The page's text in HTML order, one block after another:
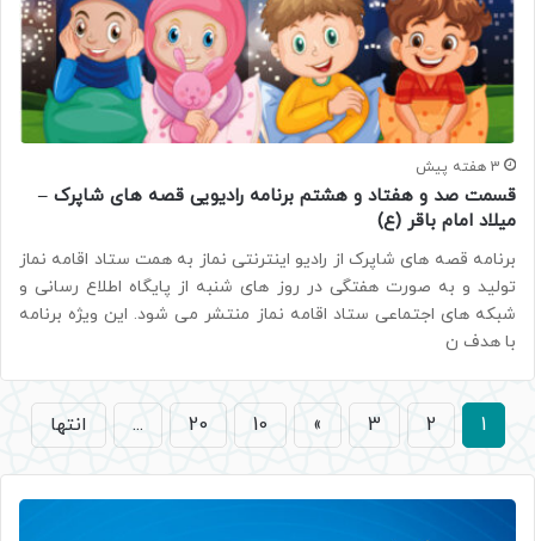
3 هفته پیش
قسمت صد و هفتاد و هشتم برنامه رادیویی قصه های شاپرک –
میلاد امام باقر (ع)
برنامه قصه های شاپرک از رادیو اینترنتی نماز به همت ستاد اقامه نماز
تولید و به صورت هفتگی در روز های شنبه از پایگاه اطلاع رسانی و
شبکه های اجتماعی ستاد اقامه نماز منتشر می شود. این ویژه برنامه
با هدف ن
1
2
3
»
10
20
... انتها